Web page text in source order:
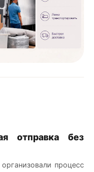
отправка без
процесс